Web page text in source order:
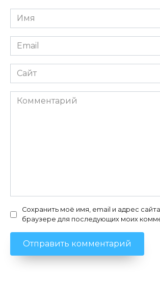
Имя
*
Email
*
Сайт
Комментарий
Сохранить моё имя, email и адрес
браузере для последующих моих